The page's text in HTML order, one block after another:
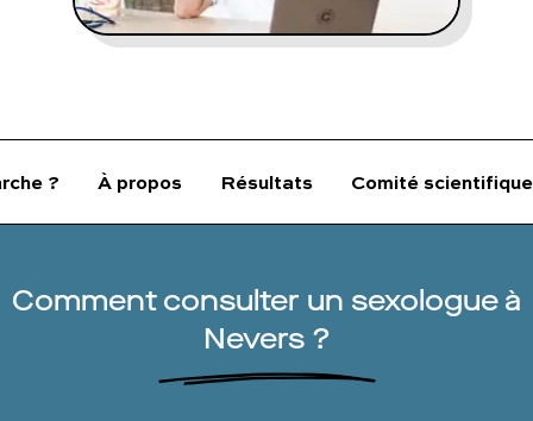
FAQ complète
? À propos Résultats Comité scientifique
Comment consulter un sexologue à
Nevers ?